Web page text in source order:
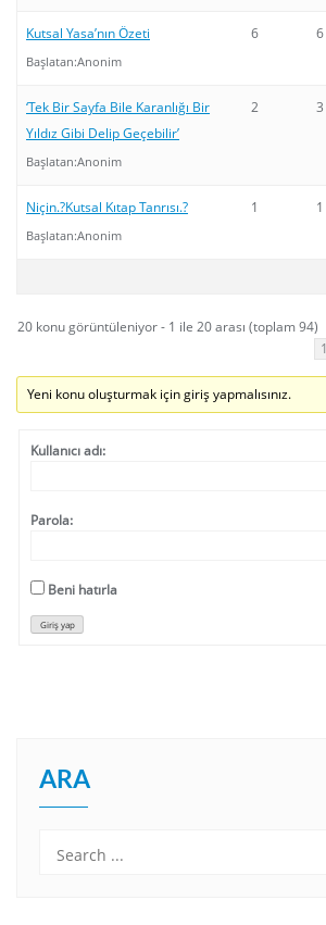
Kutsal Yasa’nın Özeti
Başlatan:Anonim
6 6
‘Tek Bir Sayfa Bile Karanlığı Bir
Yıldız Gibi Delip Geçebilir’
Başlatan:Anonim
2 3
Niçin.?Kutsal Kıtap Tanrısı.?
Başlatan:Anonim
1 1
20 konu görüntüleniyor - 1 ile 20 arası (toplam 94)
1
Yeni konu oluşturmak için giriş yapmalısınız.
Kullanıcı adı:
Parola:
Beni hatırla
Giriş yap
ARA